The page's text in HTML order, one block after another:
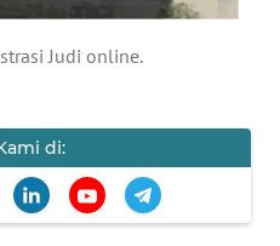
Judi online.
di: